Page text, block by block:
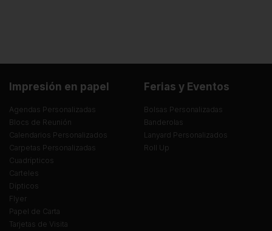
Impresión en papel
Agendas Personalizadas
Blocs de Reunión
Calendarios Personalizados
Carpetas Personalizadas
Cuadrípticos
Carteles
Dípticos
Flyer
Papel de Carta
Tarjetas de Visita
Ferias y Eventos
Bolsas Personalizadas
Banderolas
Lanyard Personalizados
Roll Up